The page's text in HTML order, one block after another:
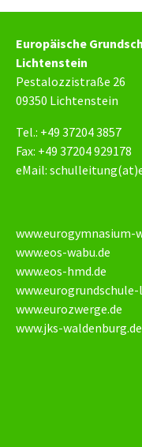
Europäische
Lichtenstein
Pestalozzistraße 26
09350 Lichtenstein
Tel.: +49 37204 3857
Fax: +49 37204 929178
eMail:
www.eurogymnasium-
www.eos-wabu.de
www.eos-hmd.de
www.eurozwerge.de
www.jks-waldenburg.de